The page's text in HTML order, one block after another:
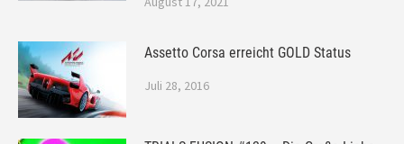
Assetto Corsa erreicht GOLD Status
Juli 28, 2016